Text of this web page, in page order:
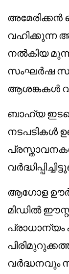
വഹിക്കുന്ന
നൽകിയ
സംഘർഷ
ആശങ്കകൾ
ബാഹ്യ
നടപടികൾ
ആഗോള
മിഡിൽ
വർദ്ധനവും